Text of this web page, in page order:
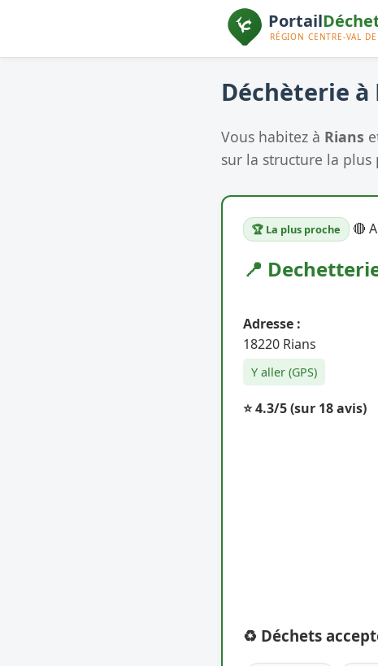
Déchèterie à
Vous habitez à Rians
sur la structure la plus
🏆 La plus proche 🔴
📍
Adresse :
18220 Rians
Y aller (GPS)
⭐ 4.3/5(sur 18 avis)
♻️ Déchets